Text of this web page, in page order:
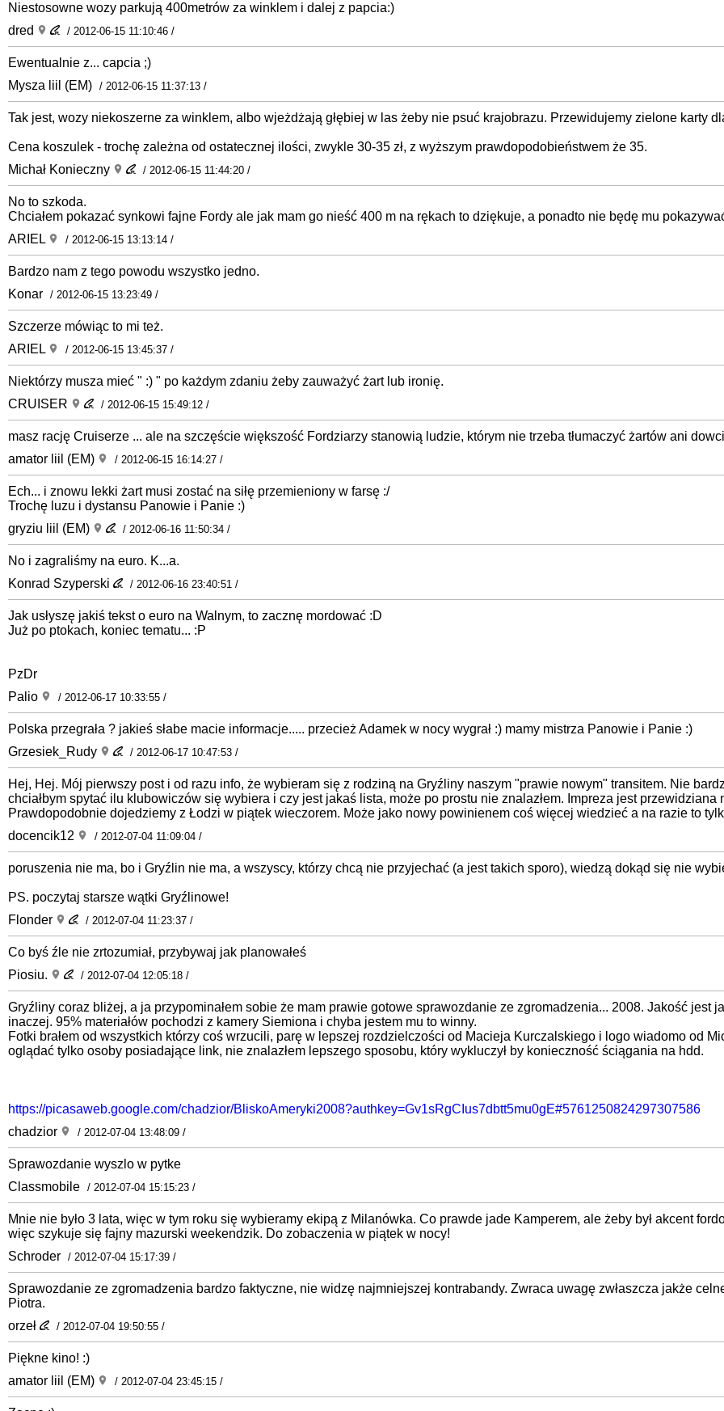
Niestosowne wozy parkują 400metrów za winklem i dalej z papcia:)
dred
/ 2012-06-15 11:10:46 /
Ewentualnie z... capcia ;)
Mysza liil (EM) / 2012-06-15 11:37:13 /
Tak jest, wozy niekoszerne za winklem, albo wjeżdżają głębiej w las żeby nie psuć krajobrazu. Przewidujemy zielone karty
Cena koszulek - trochę zależna od ostatecznej ilości, zwykle 30-35 zł, z wyższym prawdopodobieństwem że 35.
Michał Konieczny
/ 2012-06-15 11:44:20 /
No to szkoda.
Chciałem pokazać synkowi fajne Fordy ale jak mam go nieść 400 m na rękach to dziękuje, a ponadto nie będę mu
ARIEL
/ 2012-06-15 13:13:14 /
Bardzo nam z tego powodu wszystko jedno.
Konar / 2012-06-15 13:23:49 /
Szczerze mówiąc to mi też.
ARIEL
/ 2012-06-15 13:45:37 /
Niektórzy musza mieć " :) " po każdym zdaniu żeby zauważyć żart lub ironię.
CRUISER
/ 2012-06-15 15:49:12 /
masz rację Cruiserze ... ale na szczęście większość Fordziarzy stanowią ludzie, którym nie trzeba tłumaczyć żartów ani
amator liil (EM)
/ 2012-06-15 16:14:27 /
Ech... i znowu lekki żart musi zostać na siłę przemieniony w farsę :/
Trochę luzu i dystansu Panowie i Panie :)
gryziu liil (EM)
/ 2012-06-16 11:50:34 /
No i zagraliśmy na euro. K...a.
Konrad Szyperski
/ 2012-06-16 23:40:51 /
Jak usłyszę jakiś tekst o euro na Walnym, to zacznę mordować :D
Już po ptokach, koniec tematu... :P
PzDr
Palio
/ 2012-06-17 10:33:55 /
Polska przegrała ? jakieś słabe macie informacje..... przecież Adamek w nocy wygrał :) mamy mistrza Panowie i Panie :)
Grzesiek_Rudy
/ 2012-06-17 10:47:53 /
Hej, Hej. Mój pierwszy post i od razu info, że wybieram się z rodziną na Gryźliny naszym "prawie nowym" transitem. Nie
chciałbym spytać ilu klubowiczów się wybiera i czy jest jakaś lista, może po prostu nie znalazłem. Impreza jest
Prawdopodobnie dojedziemy z Łodzi w piątek wieczorem. Może jako nowy powinienem coś więcej wiedzieć a na razie to
docencik12
/ 2012-07-04 11:09:04 /
poruszenia nie ma, bo i Gryźlin nie ma, a wszyscy, którzy chcą nie przyjechać (a jest takich sporo), wiedzą dokąd się nie
PS. poczytaj starsze wątki Gryźlinowe!
Flonder
/ 2012-07-04 11:23:37 /
Co byś źle nie zrtozumiał, przybywaj jak planowałeś
Piosiu.
/ 2012-07-04 12:05:18 /
Gryźliny coraz bliżej, a ja przypominałem sobie że mam prawie gotowe sprawozdanie ze zgromadzenia... 2008. Jakość jest
inaczej. 95% materiałów pochodzi z kamery Siemiona i chyba jestem mu to winny.
Fotki brałem od wszystkich którzy coś wrzucili, parę w lepszej rozdzielczości od Macieja Kurczalskiego i logo wiadomo od
oglądać tylko osoby posiadające link, nie znalazłem lepszego sposobu, który wykluczył by konieczność ściągania na hdd.
https://picasaweb.google.com/chadzior/BliskoAmeryki2008?authkey=Gv1sRgCIus7dbtt5mu0gE#5761250824297307586
chadzior
/ 2012-07-04 13:48:09 /
Sprawozdanie wyszlo w pytke
Classmobile / 2012-07-04 15:15:23 /
Mnie nie było 3 lata, więc w tym roku się wybieramy ekipą z Milanówka. Co prawde jade Kamperem, ale żeby był akcent
więc szykuje się fajny mazurski weekendzik. Do zobaczenia w piątek w nocy!
Schroder / 2012-07-04 15:17:39 /
Sprawozdanie ze zgromadzenia bardzo faktyczne, nie widzę najmniejszej kontrabandy. Zwraca uwagę zwłaszcza jakże
Piotra.
orzeł
/ 2012-07-04 19:50:55 /
Piękne kino! :)
amator liil (EM)
/ 2012-07-04 23:45:15 /